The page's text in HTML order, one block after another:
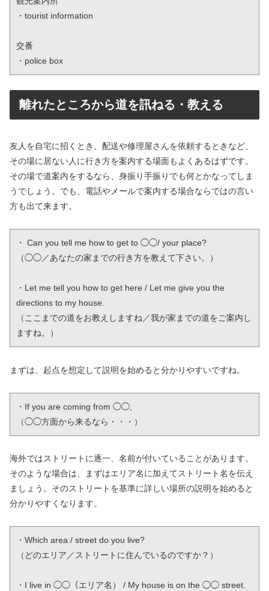
・tourist information
交番
・police box
離れたところから道を訊ねる・教える
友人を自宅に招くとき、配送や修理屋さんを依頼するときなど、
その場に居ない人に行き方を案内する場面もよくあるはずです。
その場で道案内をするなら、身振り手振りでも何とかなってしま
うでしょう。でも、電話やメールで案内する場合ならではの言い
方も出て来ます。
・ Can you tell me how to get to ◯◯/ your place?
（◯◯／あなたの家までの行き方を教えて下さい。）
・Let me tell you how to get here / Let me give you the
directions to my house.
（ここまでの道をお教えしますね／我が家までの道をご案内し
ますね。）
まずは、起点を想定して説明を始めると分かりやすいですね。
・If you are coming from ◯◯,
（◯◯方面から来るなら・・・）
海外ではストリートに逐一、名前が付いていることがあります。
そのような場合は、まずはエリア名に加えてストリート名を伝え
ましょう。そのストリートを基準に詳しい場所の説明を始めると
分かりやすくなります。
・Which area / street do you live?
（どのエリア／ストリートに住んでいるのですか？）
・I live in ◯◯（エリア名） / My house is on the ◯◯ street.